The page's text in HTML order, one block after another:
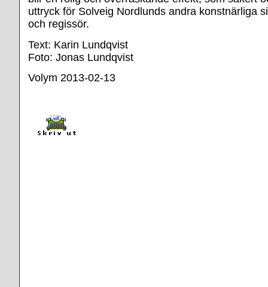
uttryck för Solveig Nordlunds andra konstnärliga
och regissör.
Text: Karin Lundqvist
Foto: Jonas Lundqvist
Volym 2013-02-13